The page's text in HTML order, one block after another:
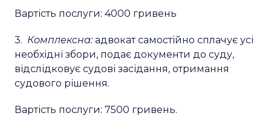
Вартість послуги: 4000 гривень
3. Комплексна:адвокат самостійно сплачує усі
необхідні збори, подає документи до суду,
відслідковує судові засідання, отримання
судового рішення.
Вартість послуги: 7500 гривень.